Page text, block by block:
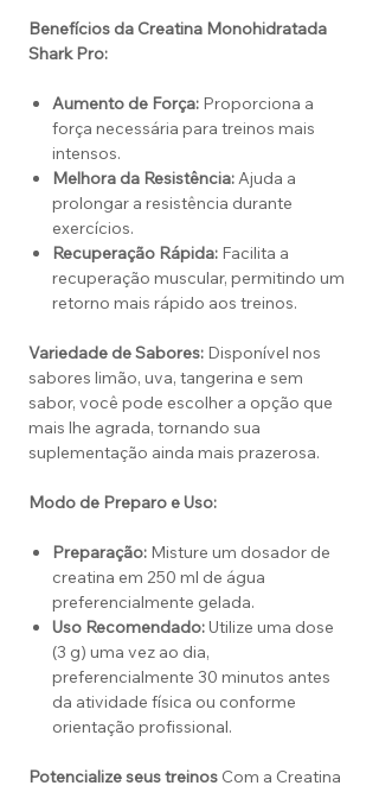
Benefícios da Creatina Monohidratada
Shark Pro:
Aumento de Força: Proporciona a
força necessária para treinos mais
intensos.
Melhora da Resistência:Ajuda a
prolongar a resistência durante
exercícios.
Recuperação Rápida: Facilita a
recuperação muscular, permitindo um
retorno mais rápido aos treinos.
Variedade de Sabores: Disponível nos
sabores limão, uva, tangerina e sem
sabor, você pode escolher a opção que
mais lhe agrada, tornando sua
suplementação ainda mais prazerosa.
Modo de Preparo e Uso:
Preparação: Misture um dosador de
creatina em 250 ml de água
preferencialmente gelada.
Uso Recomendado:Utilize uma dose
(3 g) uma vez ao dia,
preferencialmente 30 minutos antes
da atividade física ou conforme
orientação profissional.
Potencialize seus treinos Com a Creatina